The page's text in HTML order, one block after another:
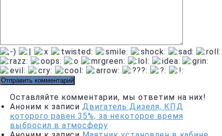
Оставляйте комментарии, мы ответим на них!
Аноним к записиДвигатель Дизеля, КПД
которого равен 35%, за некоторое время
выбросил в атмосферу